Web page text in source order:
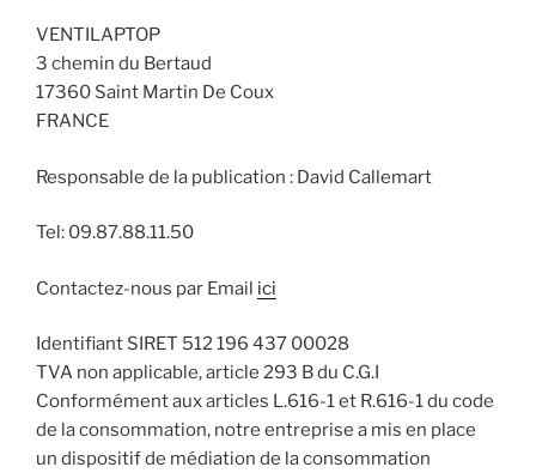
VENTILAPTOP
3 chemin du Bertaud
17360 Saint Martin De Coux
FRANCE
Responsable de la publication : David Callemart
Tel: 09.87.88.11.50
Contactez-nous par Email ici
Identifiant SIRET 512 196 437 00028
TVA non applicable, article 293 B du C.G.I
Conformément aux articles L.616-1 et R.616-1 du code
de la consommation, notre entreprise a mis en place
un dispositif de médiation de la consommation